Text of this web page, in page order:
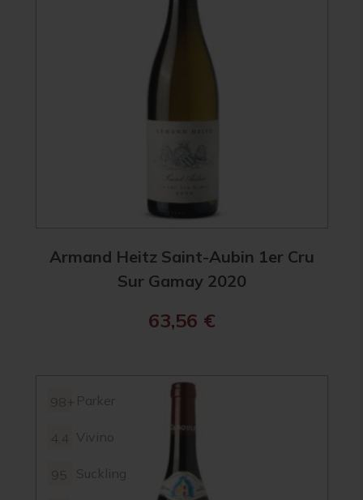
Armand Heitz Saint-Aubin 1er Cru
Sur Gamay 2020
63,56 €
Parker
Vivino
Suckling